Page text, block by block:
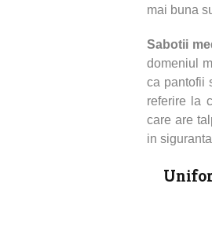
mai buna
Sabotii
domeniul
ca pantofii
referire la
care are
in